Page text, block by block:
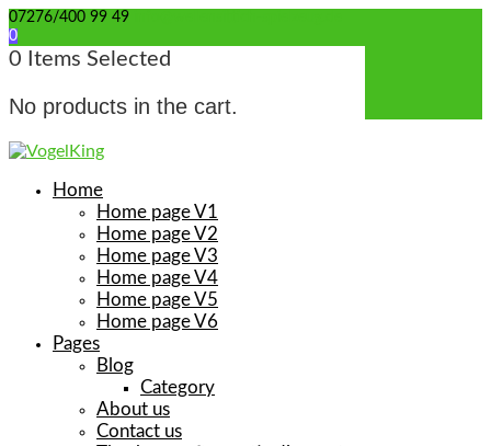
07276/400 99 49
0
0 Items Selected
No products in the cart.
Home
Home page V1
Home page V2
Home page V3
Home page V4
Home page V5
Home page V6
Pages
Blog
Category
About us
Contact us